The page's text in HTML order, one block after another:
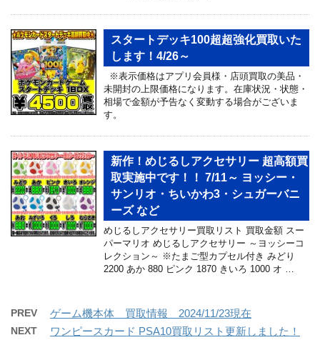
スタートデッキ100超超強化買取いた
します！4/26～
※表示価格はアプリ会員様・店頭買取の美品・
未開封の上限価格になります。在庫状況・状態・
相場で金額が予告なく変動する場合がございま
す。
新作！めじるしアクセサリー 超高額買
取実施中です！！ 7/11～ ヨッシー・
サンリオ・ちいかわ3・シュガーバニ
ーズ など
めじるしアクセサリー買取リスト 買取金額 スー
パーマリオ めじるしアクセサリー ～ヨッシーコ
レクション～ ※たまご型カプセル付き みどり
2200 あか 880 ピンク 1870 きいろ 1000 オ …
PREV ゲーム機本体 買取情報 2024/11/23現在
NEXT
ワンピースカード PSA10買取リスト更新しました！